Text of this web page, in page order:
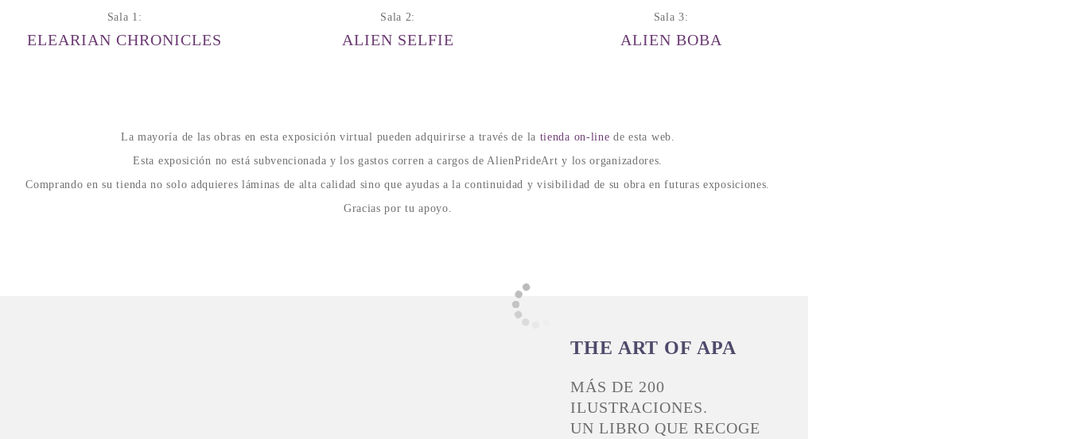
Sala 1:
ELEARIAN CHRONICLES
Sala 2:
ALIEN SELFIE
Sala 3:
ALIEN BOBA
La mayoría de las obras en esta exposición virtual pueden adquirirse a través de la tienda on-line de esta web.
Esta exposición no está subvencionada y los gastos corren a cargos de AlienPrideArt y los organizadores.
Comprando en su tienda no solo adquieres láminas de alta calidad sino que ayudas a la continuidad y visibilidad de su obra en futuras exposiciones.
Gracias por tu apoyo.
THE ART OF APA
MÁS DE 200
ILUSTRACIONES.
UN LIBRO QUE RECOGE